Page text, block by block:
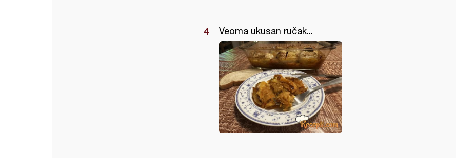
Veoma ukusan ručak...